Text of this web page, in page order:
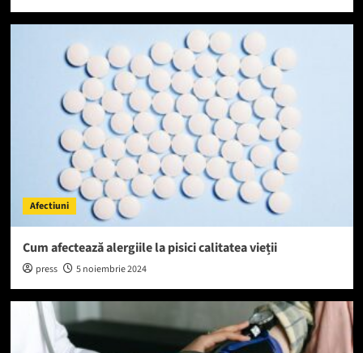
Afectiuni
Cum afectează alergiile la pisici calitatea vieții
press 5 noiembrie 2024